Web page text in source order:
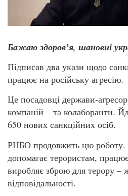
Бажаю здоровʼя, шановні
Підписав два укази щодо
працює на російську агресію.
Це посадовці держави-
компаній – та колаборанти.
650 нових санкційних осіб.
РНБО продовжить цю роботу.
допомагає терористам,
виробляє зброю для терору –
відповідальності.